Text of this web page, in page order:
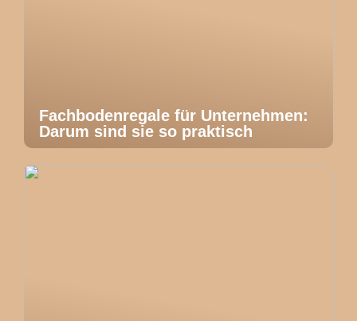
Fachbodenregale für Unternehmen:
Darum sind sie so praktisch